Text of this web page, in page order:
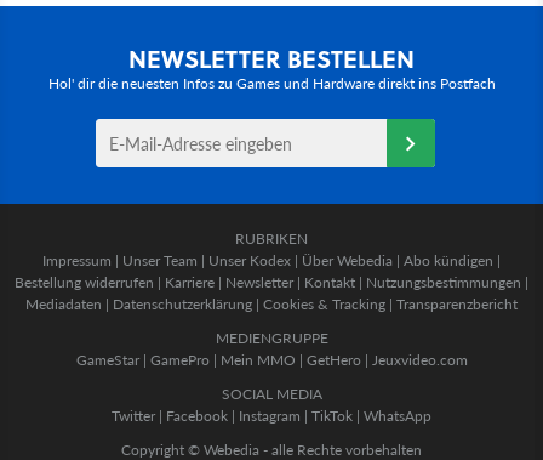
NEWSLETTER BESTELLEN
Hol' dir die neuesten Infos zu Games und Hardware direkt ins Postfach
RUBRIKEN
Impressum | Unser Team | Unser Kodex | Über Webedia | Abo kündigen |
Bestellung widerrufen | Karriere | Newsletter | Kontakt | Nutzungsbestimmungen |
Mediadaten | Datenschutzerklärung | Cookies & Tracking | Transparenzbericht
MEDIENGRUPPE
GameStar| GamePro | Mein MMO | GetHero | Jeuxvideo.com
SOCIAL MEDIA
Twitter | Facebook | Instagram | TikTok | WhatsApp
Copyright © Webedia - alle Rechte vorbehalten